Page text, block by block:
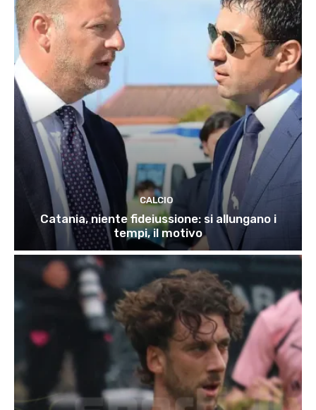
CALCIO
Catania, niente fideiussione: si allungano i
tempi, il motivo